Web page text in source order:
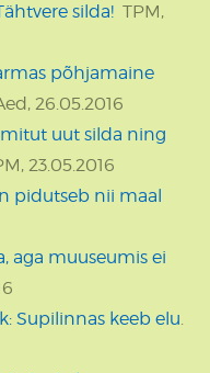
silda! TPM,
põhjamaine
26.05.2016
uut silda ning
23.05.2016
pidutseb nii maal
aga muuseumis ei
Supilinnas keeb elu.